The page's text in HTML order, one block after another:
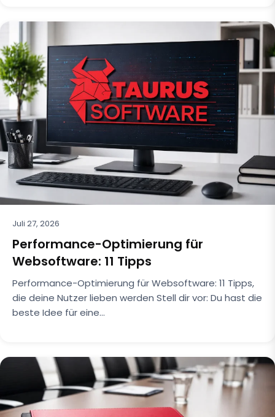
Juli 27, 2026
Performance-Optimierung für
Websoftware: 11 Tipps
Performance-Optimierung für Websoftware: 11 Tipps,
die deine Nutzer lieben werden Stell dir vor: Du hast die
beste Idee für eine…